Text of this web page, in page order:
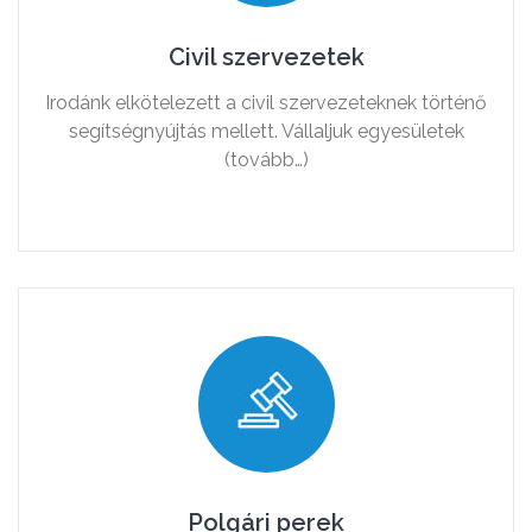
Civil szervezetek
Irodánk elkötelezett a civil szervezeteknek történő
segítségnyújtás mellett. Vállaljuk egyesületek
(tovább…)
Polgári perek